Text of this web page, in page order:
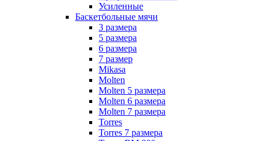
Усиленные
Баскетбольные мячи
3 размера
5 размера
6 размера
7 размер
Mikasa
Molten
Molten 5 размера
Molten 6 размера
Molten 7 размера
Torres
Torres 7 размера